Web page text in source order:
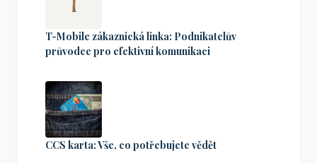
T-Mobile zákaznická linka: Podnikatelův
průvodce pro efektivní komunikaci
CCS karta: Vše, co potřebujete vědět